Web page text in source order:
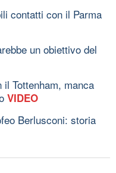
contatti con il Parma
un obiettivo del
Tottenham, manca
VIDEO
Berlusconi: storia